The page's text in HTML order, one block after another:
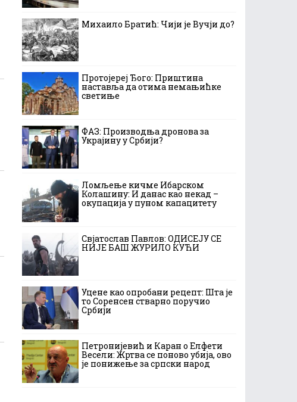
Михаило Братић: Чији је Вучји до?
Протојереј Ђого: Приштина
наставља да отима немањићке
светиње
ФАЗ: Производња дронова за
Украјину у Србији?
Ломљење кичме Ибарском
Колашину: И данас као некад –
окупација у пуном капацитету
Свјатослав Павлов: ОДИСЕЈУ СЕ
НИЈЕ БАШ ЖУРИЛО КУЋИ
Уцене као опробани рецепт: Шта је
то Соренсен стварно поручио
Србији
Петронијевић и Каран о Елфети
Весели: Жртва се поново убија, ово
је понижење за српски народ